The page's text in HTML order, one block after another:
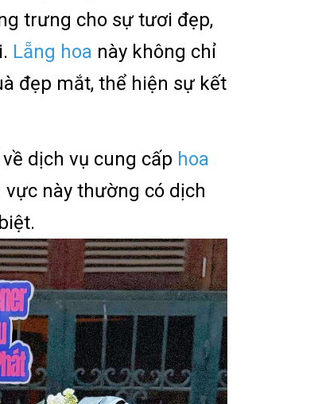
trưng cho sự tươi đẹp,
Lẵng hoa này không chỉ
đẹp mắt, thể hiện sự kết
dịch vụ cung cấp hoa
vực này thường có dịch